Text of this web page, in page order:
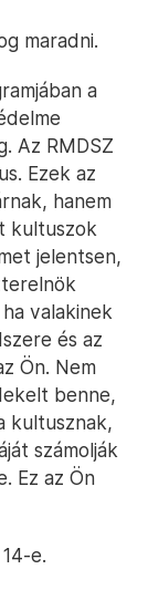
maradni.
a
Az RMDSZ
Ezek az
hanem
kultuszok
jelentsen,
valakinek
és az
Ön. Nem
benne,
kultusznak,
számolják
Ez az Ön
e.